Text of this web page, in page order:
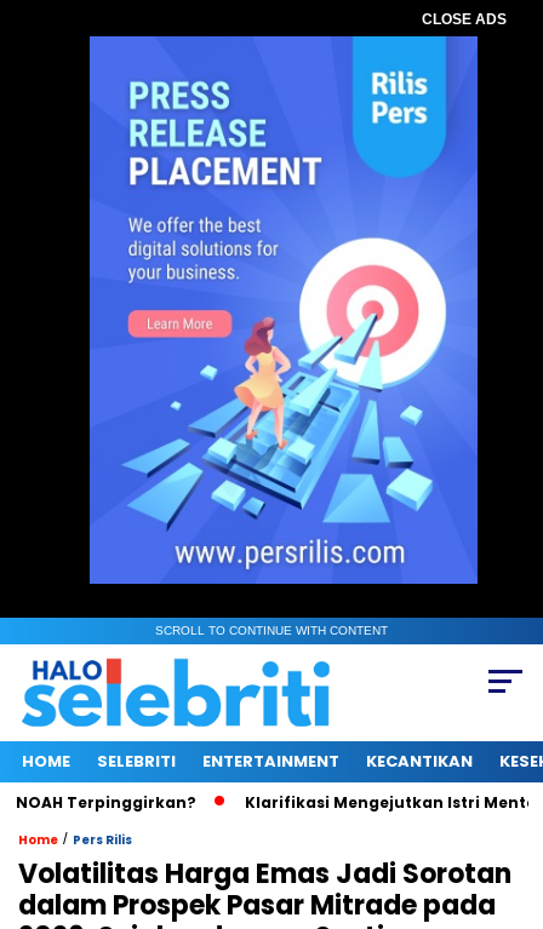
CLOSE ADS
SCROLL TO CONTINUE WITH CONTENT
HOME SELEBRITI ENTERTAINMENT KECANTIKAN
Terpinggirkan? Klarifikasi Mengejutkan Istri Menteri
Home / Pers Rilis
Volatilitas Harga Emas Jadi Sorotan
dalam Prospek Pasar Mitrade pada